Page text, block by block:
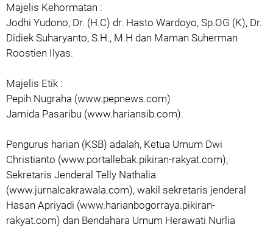
Majelis Kehormatan :
Jodhi Yudono, Dr. (H.C) dr. Hasto Wardoyo, Sp.OG (K), Dr.
Didiek Suharyanto, S.H., M.H dan Maman Suherman
Roostien Ilyas.
Majelis Etik :
Pepih Nugraha (www.pepnews.com)
Jamida Pasaribu (www.hariansib.com).
Pengurus harian (KSB) adalah, Ketua Umum Dwi
Christianto (www.portallebak.pikiran-rakyat.com),
Sekretaris Jenderal Telly Nathalia
(www.jurnalcakrawala.com), wakil sekretaris jenderal
Hasan Apriyadi (www.harianbogorraya.pikiran-
rakyat.com) dan Bendahara Umum Herawati Nurlia